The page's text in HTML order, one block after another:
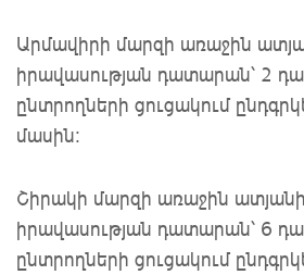
Արմավիրի մարզի առաջին
իրավասության դատարան՝ 2
ընտրողների ցուցակում
մասին:
Շիրակի մարզի առաջին
իրավասության դատարան՝ 6
ընտրողների ցուցակում